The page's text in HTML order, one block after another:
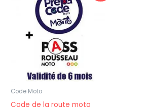
la
Code Moto
Code de la route moto